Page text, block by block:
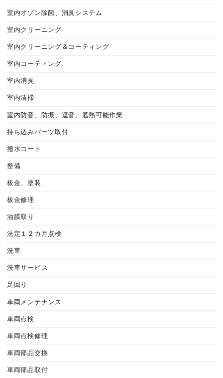
室内オゾン除菌、消臭システム
室内クリーニング
室内クリーニング＆コーティング
室内コーティング
室内消臭
室内清掃
室内防音、防振、遮音、遮熱可能作業
持ち込みパーツ取付
撥水コート
整備
板金、塗装
板金修理
油膜取り
法定１２カ月点検
洗車
洗車サービス
足回り
車両メンテナンス
車両点検
車両点検修理
車両部品交換
車両部品取付